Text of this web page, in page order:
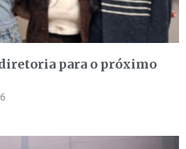
diretoria para o próximo